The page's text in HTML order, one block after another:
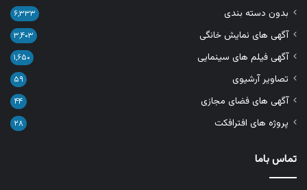
بدون دسته بندی ۶,۳۳۳
آگهی های نمایش خانگی ۳,۴۰۳
آگهی فیلم های سینمایی ۱,۶۵۰
تصاویر آرشیوی ۵۹
آگهی های فضای مجازی ۴۴
پروژه های افترافکت ۲۸
تماس باما